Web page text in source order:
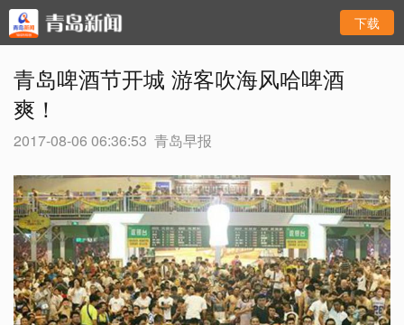
下载
青岛啤酒节开城 游客吹海风哈啤酒
爽！
2017-08-06 06:36:53 青岛早报